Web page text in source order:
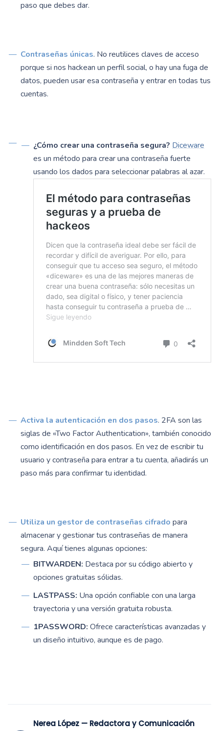
paso que debes dar.
Contraseñas únicas. No reutilices claves de acceso
porque si nos hackean un perfil social, o hay una fuga de
datos, pueden usar esa contraseña y entrar en todas tus
cuentas.
¿Cómo crear una contraseña segura? Diceware
es un método para crear una contraseña fuerte
usando los dados para seleccionar palabras al azar.
Activa la autenticación en dos pasos. 2FA son las
siglas de «Two Factor Authentication», también conocido
como identificación en dos pasos. En vez de escribir tu
usuario y contraseña para entrar a tu cuenta, añadirás un
paso más para confirmar tu identidad.
Utiliza un gestor de contraseñas cifrado para
almacenar y gestionar tus contraseñas de manera
segura. Aquí tienes algunas opciones:
BITWARDEN: Destaca por su código abierto y
opciones gratuitas sólidas.
LASTPASS: Una opción confiable con una larga
trayectoria y una versión gratuita robusta.
1PASSWORD: Ofrece características avanzadas y
un diseño intuitivo, aunque es de pago.
Nerea López — Redactora y Comunicación